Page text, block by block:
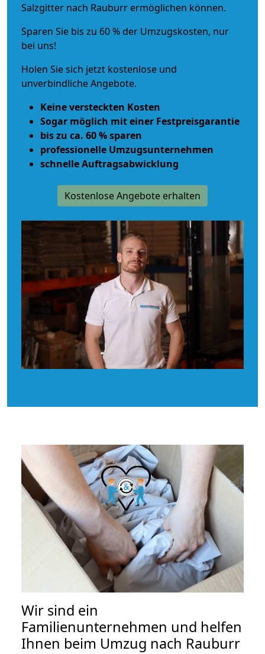
Salzgitter nach Rauburr ermöglichen können.
Sparen Sie bis zu 60 % der Umzugskosten, nur
bei uns!
Holen Sie sich jetzt kostenlose und
unverbindliche Angebote.
Keine versteckten Kosten
Sogar möglich mit einer Festpreisgarantie
bis zu ca. 60 % sparen
professionelle Umzugsunternehmen
schnelle Auftragsabwicklung
Kostenlose Angebote erhalten
Wir sind ein
Familienunternehmen und helfen
Ihnen beim Umzug nach Rauburr